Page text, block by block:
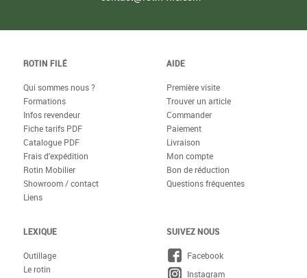
ROTIN FILÉ
Qui sommes nous ?
Formations
Infos revendeur
Fiche tarifs PDF
Catalogue PDF
Frais d'expédition
Rotin Mobilier
Showroom / contact
Liens
AIDE
Première visite
Trouver un article
Commander
Paiement
Livraison
Mon compte
Bon de réduction
Questions fréquentes
LEXIQUE
Outillage
Le rotin
SUIVEZ NOUS
Facebook
Instagram